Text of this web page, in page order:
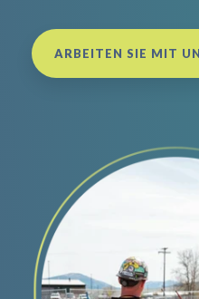
ARBEITEN SIE MIT